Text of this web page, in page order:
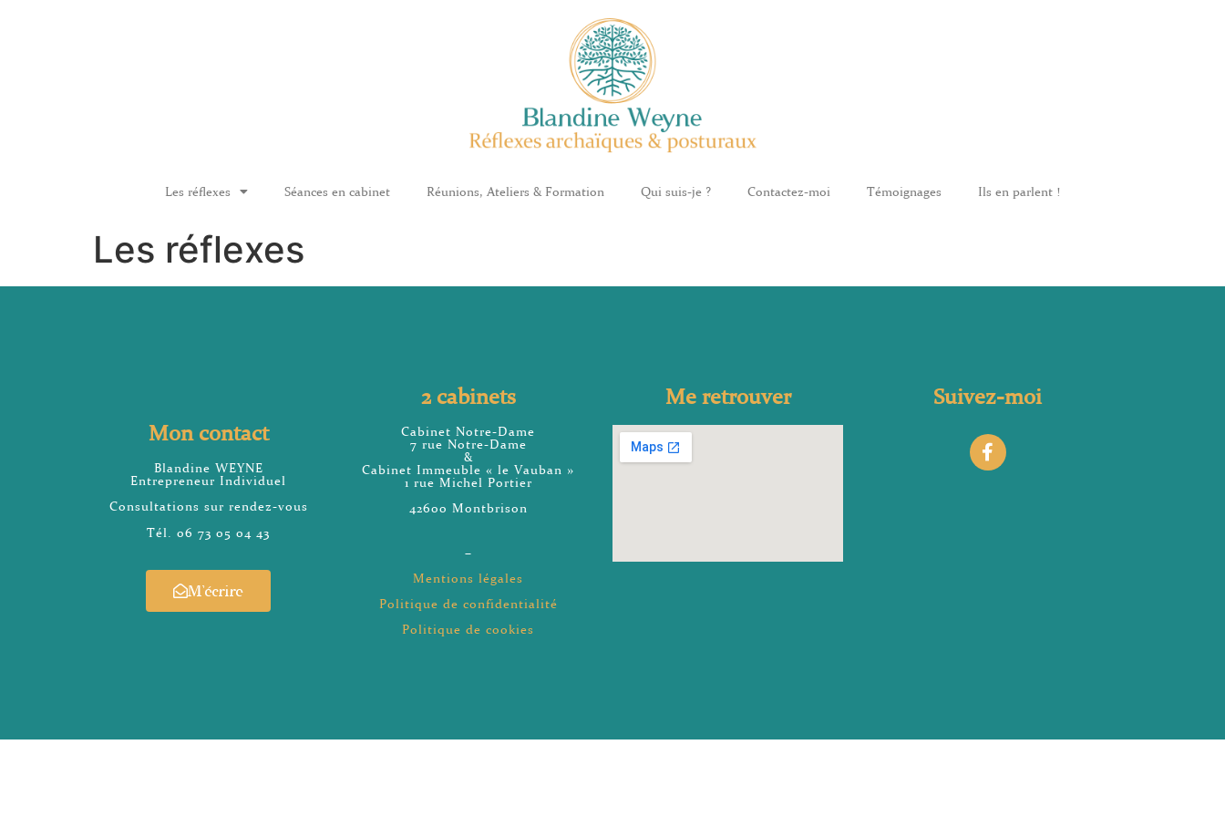
Les réflexes Séances en cabinet Réunions, Ateliers & Formation Qui suis-je ? Contactez-moi Témoignages Ils en parlent !
Les réflexes
Mon contact
Blandine WEYNE
Entrepreneur Individuel
Consultations sur rendez-vous
Tél. 06 73 05 04 43
M’écrire
2 cabinets
Cabinet Notre-Dame
7 rue Notre-Dame
&
Cabinet Immeuble « le Vauban »
1 rue Michel Portier
42600 Montbrison
–
Mentions légales
Politique de confidentialité
Politique de cookies
Me retrouver Suivez-moi